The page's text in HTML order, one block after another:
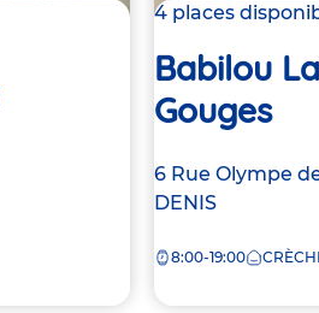
4 places
Babilou
Gouges
Adresse
de
crèche
6 Rue Olympe
DENIS
8:00-19:00